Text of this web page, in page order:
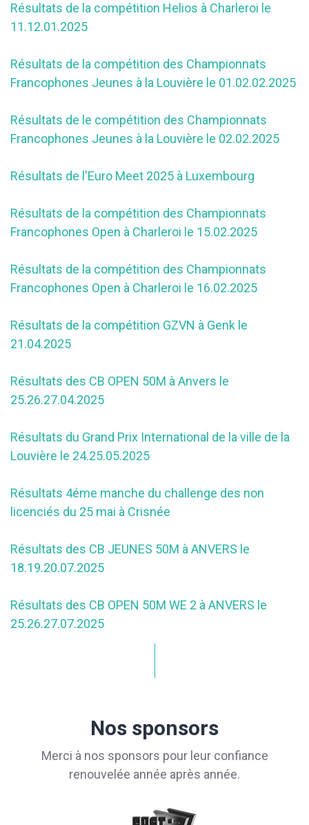
Résultats de la compétition Helios à Charleroi le
11.12.01.2025
Résultats de la compétition des Championnats
Francophones Jeunes à la Louvière le 01.02.02.2025
Résultats de le compétition des Championnats
Francophones Jeunes à la Louvière le 02.02.2025
Résultats de l'Euro Meet 2025 à Luxembourg
Résultats de la compétition des Championnats
Francophones Open à Charleroi le 15.02.2025
Résultats de la compétition des Championnats
Francophones Open à Charleroi le 16.02.2025
Résultats de la compétition GZVN à Genk le
21.04.2025
Résultats des CB OPEN 50M à Anvers le
25.26.27.04.2025
Résultats du Grand Prix International de la ville de la
Louvière le 24.25.05.2025
Résultats 4éme manche du challenge des non
licenciés du 25 mai à Crisnée
Résultats des CB JEUNES 50M à ANVERS le
18.19.20.07.2025
Résultats des CB OPEN 50M WE 2 à ANVERS le
25.26.27.07.2025
Nos sponsors
Merci à nos sponsors pour leur confiance
renouvelée année après année.